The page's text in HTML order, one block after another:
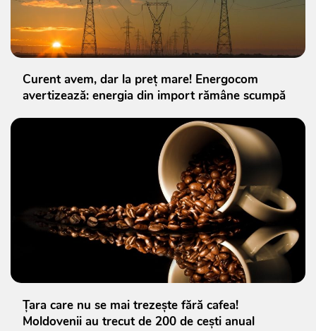
Curent avem, dar la preț mare! Energocom
avertizează: energia din import rămâne scumpă
Țara care nu se mai trezește fără cafea!
Moldovenii au trecut de 200 de cești anual